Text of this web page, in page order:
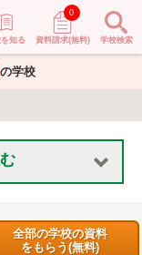
知る 資料請求(無料)
0
学校検索
の学校
全部の学校の資料
をもらう(無料)